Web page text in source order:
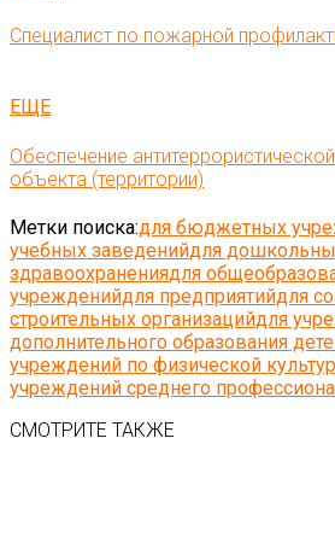
Специалист по пожарной
ЕЩЕ
Обеспечение
объекта (территории)
Метки поиска:для бюджетных
учебных заведенийдля
здравоохранениядля
учрежденийдля предприятийдля
строительных организацийдля
дополнительного образования
учреждений по физической
учреждений среднего
СМОТРИТЕ ТАКЖЕ